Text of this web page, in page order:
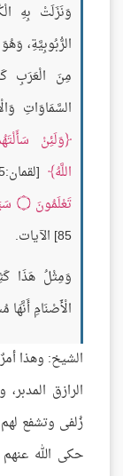
وَنَزَلَتْ بِهِ
الرُّبُوبِيَّةِ،
مِنَ الْعَرَبِ
السَّمَاوَاتِ
وَلَئِنْ
اللَّهُ
[لقمان:25]،
تَعْلَمُونَ ۝
85] الآيات.
وَمِثْلُ هَذَا
الْأَصْنَامِ
الشيخ: وهذا
الرازق المدبر،
زُلفى وتشفع
حكى الله عنهم